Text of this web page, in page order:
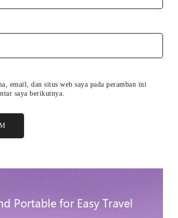
email, dan situs web saya pada peramban ini
saya berikutnya.